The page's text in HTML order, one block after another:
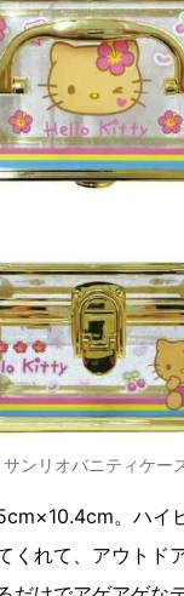
サンリオバニティケー
。ハイ
くれて、アウトド